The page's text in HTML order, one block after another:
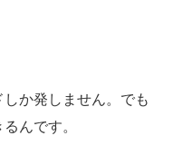
か発しません。でも
んです。